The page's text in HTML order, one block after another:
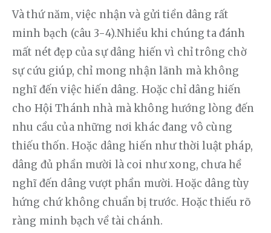
Và thứ năm, việc nhận và gửi tiền dâng rất
minh bạch (câu 3-4).Nhiều khi chúng ta đánh
mất nét đẹp của sự dâng hiến vì chỉ trông chờ
sự cứu giúp, chỉ mong nhận lãnh mà không
nghĩ đến việc hiến dâng. Hoặc chỉ dâng hiến
cho Hội Thánh nhà mà không hướng lòng đến
nhu cầu của những nơi khác đang vô cùng
thiếu thốn. Hoặc dâng hiến như thời luật pháp,
dâng đủ phần mười là coi như xong, chưa hề
nghĩ đến dâng vượt phần mười. Hoặc dâng tùy
hứng chứ không chuẩn bị trước. Hoặc thiếu rõ
ràng minh bạch về tài chánh.